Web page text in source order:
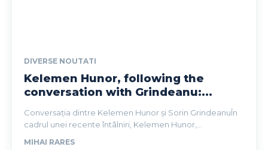
DIVERSE NOUTATI
Kelemen Hunor, following the
conversation with Grindeanu:...
Conversația dintre Kelemen Hunor și Sorin GrindeanuÎn
cadrul unei recente întâlniri, Kelemen Hunor,...
MIHAI RARES